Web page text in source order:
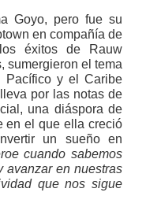
Goyo, pero fue su
en compañía de
éxitos de Rauw
sumergieron el tema
Pacífico y el Caribe
por las notas de
una diáspora de
en el que ella creció
un sueño en
cuando sabemos
avanzar en nuestras
que nos sigue